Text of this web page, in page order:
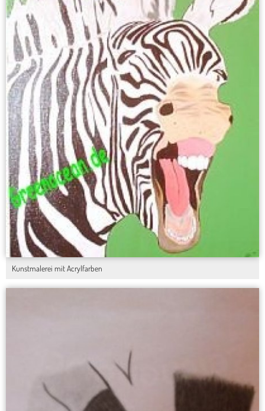
Kunstmalerei mit Acrylfarben